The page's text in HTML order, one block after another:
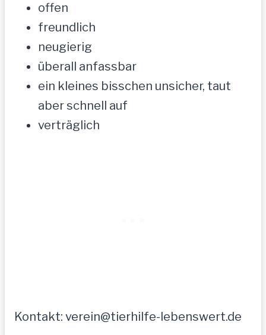
offen
freundlich
neugierig
überall anfassbar
ein kleines bisschen unsicher, taut
aber schnell auf
verträglich
Kontakt: verein@tierhilfe-lebenswert.de